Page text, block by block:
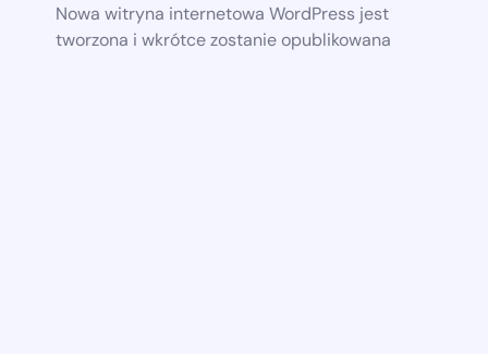
Nowa witryna internetowa WordPress jest
tworzona i wkrótce zostanie opublikowana